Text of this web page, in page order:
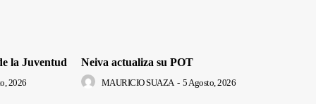
la Juventud
2026
Neiva actualiza su POT
MAURICIO SUAZA - 5 Agosto, 2026